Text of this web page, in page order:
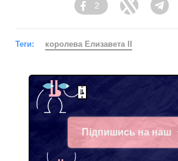
Facebook
2
Twitter
Теги: королева Елизавета II
Підпишись на наш
Telegram